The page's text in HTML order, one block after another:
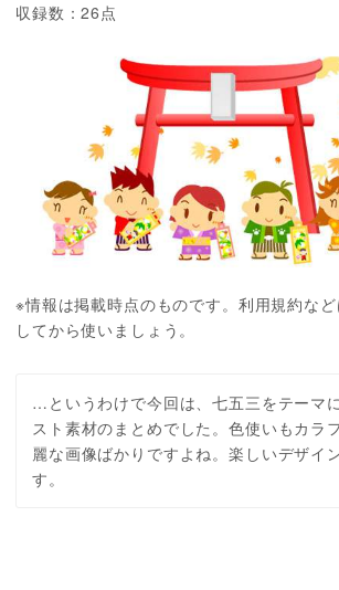
収録数：26点
※情報は掲載時点のものです。利用規約な
してから使いましょう。
…というわけで今回は、七五三をテーマ
スト素材のまとめでした。色使いもカラ
麗な画像ばかりですよね。楽しいデザイ
す。